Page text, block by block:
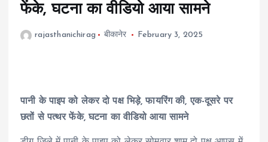
फेंके, घटना का वीडियो आया सामने
rajasthanichirag बीकानेर February 3, 2025
पानी के पाइप को लेकर दो पक्ष भिड़े, फायरिंग की, एक-दूसरे पर
छतों से पत्थर फेंके, घटना का वीडियो आया सामने